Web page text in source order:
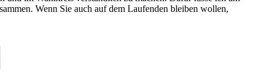
Wenn Sie auch auf dem Laufenden bleiben wollen,